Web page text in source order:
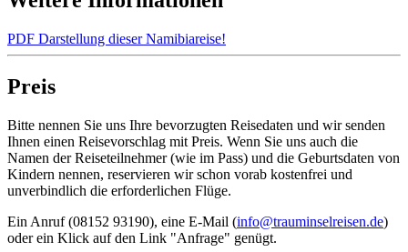
PDF Darstellung dieser Namibiareise!
Preis
Bitte nennen Sie uns Ihre bevorzugten Reisedaten und wir senden
Ihnen einen Reisevorschlag mit Preis. Wenn Sie uns auch die
Namen der Reiseteilnehmer (wie im Pass) und die Geburtsdaten von
Kindern nennen, reservieren wir schon vorab kostenfrei und
unverbindlich die erforderlichen Flüge.
Ein Anruf (08152 93190), eine E-Mail (info@trauminselreisen.de)
oder ein Klick auf den Link "Anfrage" genügt.